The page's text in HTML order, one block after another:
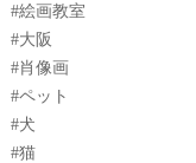
#絵画教室
#大阪
#肖像画
#ペット
#犬
#猫